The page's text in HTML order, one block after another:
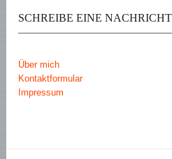
SCHREIBE EINE
Über mich
Kontaktformular
Impressum